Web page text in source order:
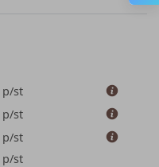
p/st
p/st
p/st
p/st